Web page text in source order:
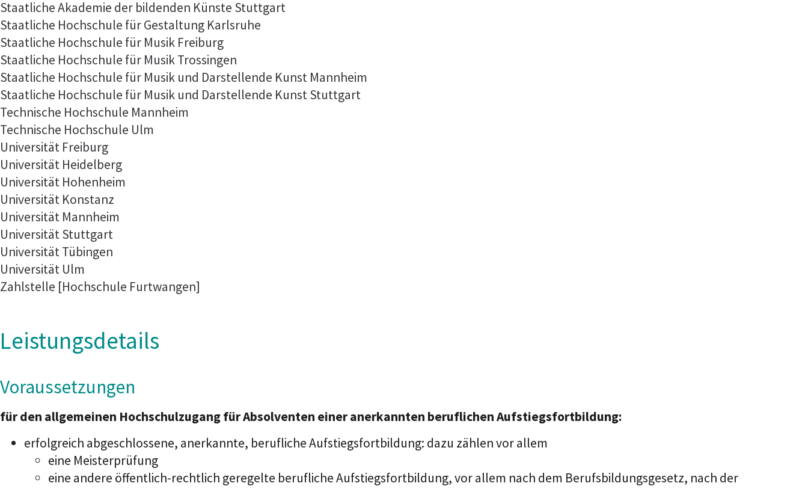
Staatliche Akademie der bildenden Künste Stuttgart
Staatliche Hochschule für Gestaltung Karlsruhe
Staatliche Hochschule für Musik Freiburg
Staatliche Hochschule für Musik Trossingen
Staatliche Hochschule für Musik und Darstellende Kunst Mannheim
Staatliche Hochschule für Musik und Darstellende Kunst Stuttgart
Technische Hochschule Mannheim
Technische Hochschule Ulm
Universität Freiburg
Universität Heidelberg
Universität Hohenheim
Universität Konstanz
Universität Mannheim
Universität Stuttgart
Universität Tübingen
Universität Ulm
Zahlstelle [Hochschule Furtwangen]
Leistungsdetails
Voraussetzungen
für den allgemeinen Hochschulzugang für Absolventen einer anerkannten beruflichen Aufstiegsfortbildung:
erfolgreich abgeschlossene, anerkannte, berufliche Aufstiegsfortbildung: dazu zählenvor allem
eine Meisterprüfung
eine andere öffentlich-rechtlich geregelte berufliche Aufstiegsfortbildung, vor allem nach dem Berufsbildungsgesetz, nach der